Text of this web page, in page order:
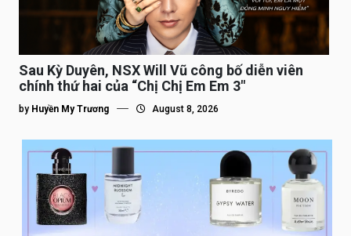
Sau Kỳ Duyên, NSX Will Vũ công bố diễn viên
chính thứ hai của “Chị Chị Em Em 3″
by Huyền My Trương August 8, 2026